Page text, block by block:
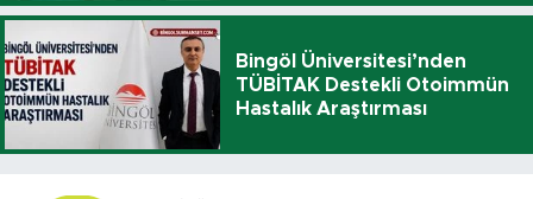
Bingöl Üniversitesi’nden
TÜBİTAK Destekli Otoimmün
Hastalık Araştırması